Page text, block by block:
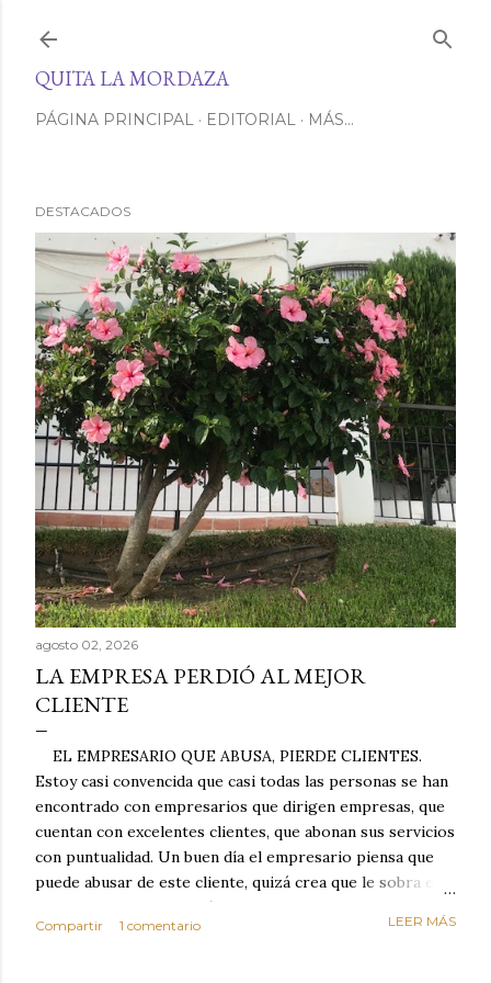
QUITA LA MORDAZA
PÁGINA PRINCIPAL EDITORIAL MÁS…
DESTACADOS
agosto 02, 2026
LA EMPRESA PERDIÓ AL MEJOR
CLIENTE
EL EMPRESARIO QUE ABUSA, PIERDE CLIENTES.
Estoy casi convencida que casi todas las personas se han
encontrado con empresarios que dirigen empresas, que
cuentan con excelentes clientes, que abonan sus servicios
con puntualidad. Un buen día el empresario piensa que
puede abusar de este cliente, quizá crea que le sobra el
dinero porque la mayoría de los otros pagan mal y
tarde y en ocasiones ni abonan los servicios. Cuando una
Compartir 1 comentario LEER MÁS